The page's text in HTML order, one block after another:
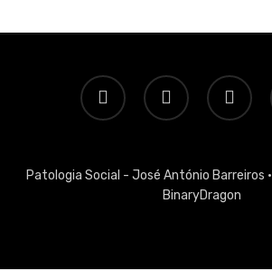
twitter facebook linkedin
Patologia Social - José António Barreiros ·
BinaryDragon